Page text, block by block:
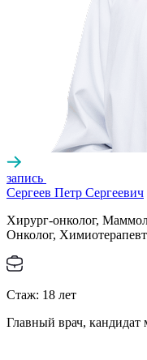
запись
Сергеев Петр Сергеевич
Хирург-онколог,
Онколог, Химиотерапевт
Стаж: 18 лет
Главный врач, кандидат